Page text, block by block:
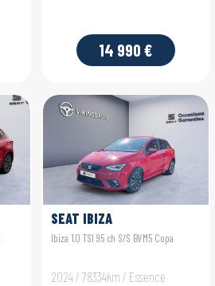
14 990 €
SEAT IBIZA
Ibiza 1.0 TSI 95 ch S/S BVM5 Copa
2024 / 78334km / Essence